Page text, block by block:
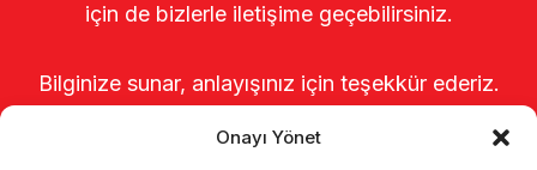
Onayı Yönet
için de bizlerle iletişime geçebilirsiniz.
Bilginize sunar, anlayışınız için teşekkür ederiz.